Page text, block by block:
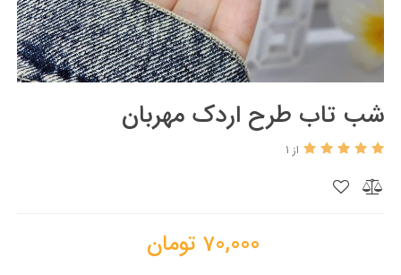
شب تاب طرح اردک مهربان
از 1
70,000 تومان